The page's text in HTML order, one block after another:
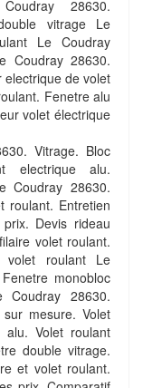
28630.
vitrage Le
Le Coudray
Coudray 28630.
electrique de volet
Fenetre alu
volet électrique
Vitrage. Bloc
electrique alu.
Coudray 28630.
roulant. Entretien
Devis rideau
volet roulant.
volet roulant Le
monobloc
Coudray 28630.
mesure. Volet
alu. Volet roulant
double vitrage.
et volet roulant.